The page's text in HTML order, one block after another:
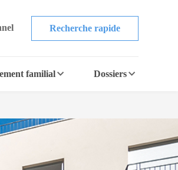
Recherche rapide
familial Dossiers